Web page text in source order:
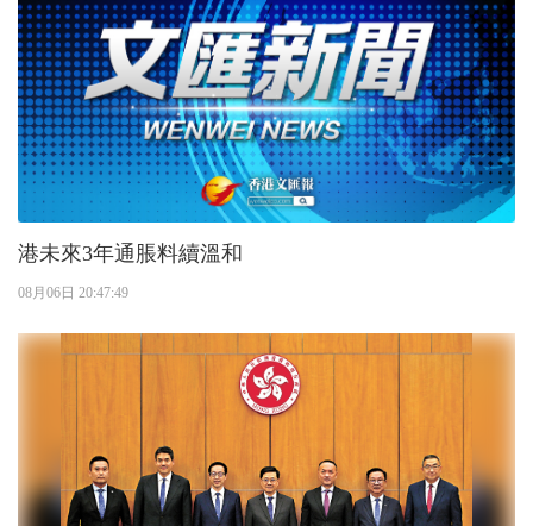
港未來3年通脹料續溫和
08月06日 20:47:49